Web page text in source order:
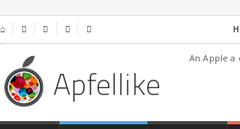
⌂    
An Apple a